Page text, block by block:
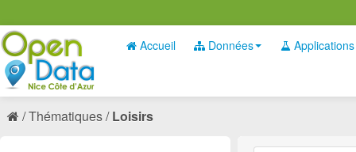
Accueil Données Applications
Thématiques Loisirs